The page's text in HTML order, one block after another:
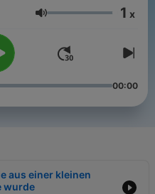
erster Hand.
Volume 1 x
00:00
aus einer kleinen
wurde